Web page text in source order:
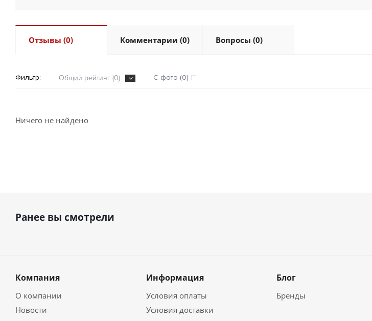
Отзывы (0) Комментарии (0) Вопросы (0)
Фильтр: Общий рейтинг (0) С фото (0)
Ничего не найдено
Ранее вы смотрели
Компания
О компании
Новости
Информация
Условия оплаты
Условия доставки
Блог
Бренды